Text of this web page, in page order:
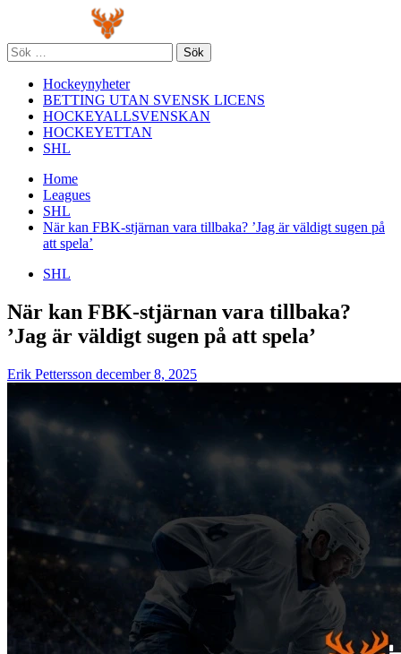
content
Sök
efter:
Hockeynyheter
BETTING UTAN SVENSK LICENS
HOCKEYALLSVENSKAN
HOCKEYETTAN
SHL
Home
Leagues
SHL
När kan FBK‑stjärnan vara tillbaka? ’Jag är väldigt sugen på
att spela’
SHL
När kan FBK‑stjärnan vara tillbaka?
’Jag är väldigt sugen på att spela’
Erik Pettersson december 8, 2025